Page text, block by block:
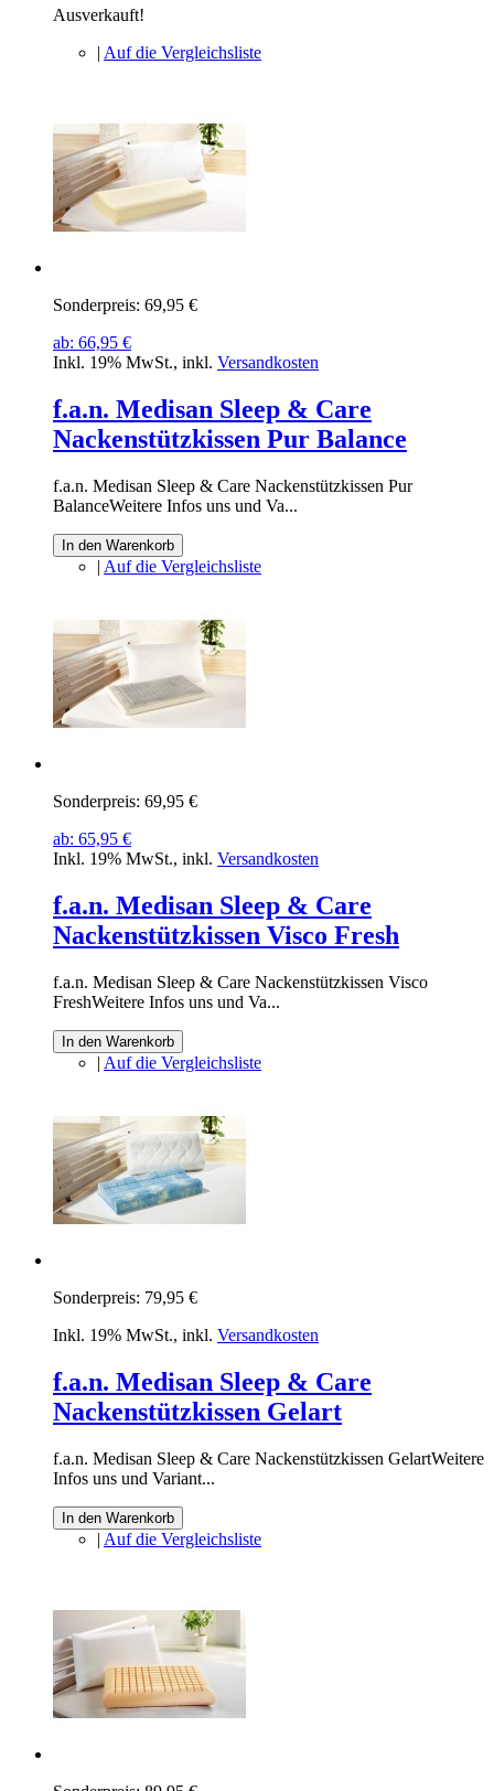
Ausverkauft!
| Auf die Vergleichsliste
Sonderpreis: 69,95 €
ab: 66,95 €
Inkl. 19% MwSt., inkl. Versandkosten
f.a.n. Medisan Sleep & Care
Nackenstützkissen Pur Balance
f.a.n. Medisan Sleep & Care Nackenstützkissen Pur
BalanceWeitere Infos uns und Va...
In den Warenkorb
| Auf die Vergleichsliste
Sonderpreis: 69,95 €
ab: 65,95 €
Inkl. 19% MwSt., inkl. Versandkosten
f.a.n. Medisan Sleep & Care
Nackenstützkissen Visco Fresh
f.a.n. Medisan Sleep & Care Nackenstützkissen Visco
FreshWeitere Infos uns und Va...
In den Warenkorb
| Auf die Vergleichsliste
Sonderpreis: 79,95 €
Inkl. 19% MwSt., inkl. Versandkosten
f.a.n. Medisan Sleep & Care
Nackenstützkissen Gelart
f.a.n. Medisan Sleep & Care Nackenstützkissen GelartWeitere
Infos uns und Variant...
In den Warenkorb
| Auf die Vergleichsliste